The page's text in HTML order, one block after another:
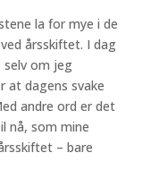
la for mye i de
årsskiftet. I dag
selv om jeg
at dagens svake
andre ord er det
nå, som mine
– bare